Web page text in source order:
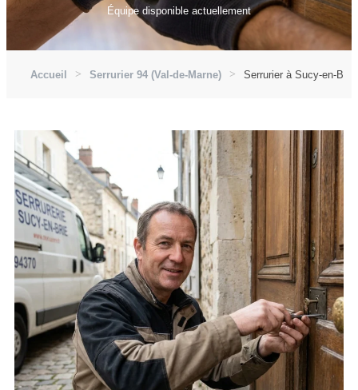
Équipe disponible actuellement
Accueil Serrurier 94 (Val-de-Marne) Serrurier à Sucy-en-Brie